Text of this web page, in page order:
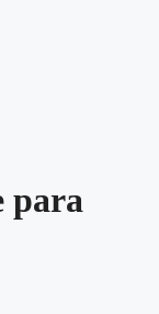
para